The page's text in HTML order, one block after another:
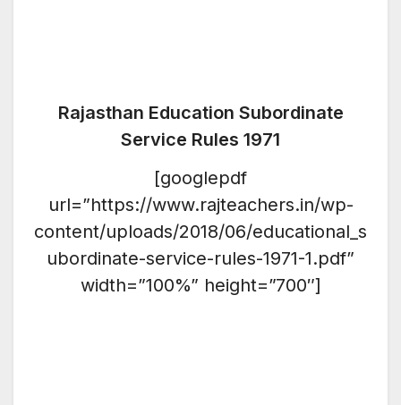
Rajasthan Education Subordinate
Service Rules 1971
[googlepdf
url=”https://www.rajteachers.in/wp-
content/uploads/2018/06/educational_s
ubordinate-service-rules-1971-1.pdf”
width=”100%” height=”700″]